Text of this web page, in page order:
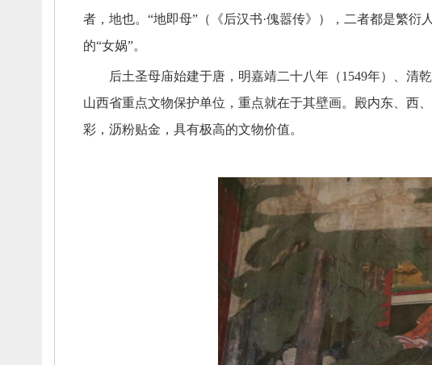
者， 地也。 “地即母”（《后汉书·傀嚣传》）， 二者都是繁衍
的“女娲”。
后土圣母庙始建于唐， 明嘉靖二十八年（1549年）、 清
山西省重点文物保护单位， 重点就在于其壁画。 殿内东、 西、
彩， 沥粉贴金， 具有极高的文物价值。